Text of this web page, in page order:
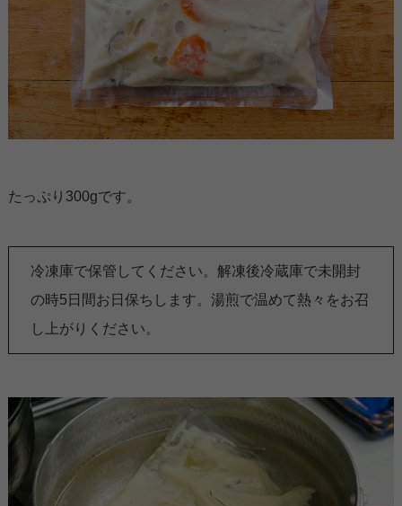
たっぷり300gです。
冷凍庫で保管してください。解凍後冷蔵庫で未開封
の時5日間お日保ちします。湯煎で温めて熱々をお召
し上がりください。